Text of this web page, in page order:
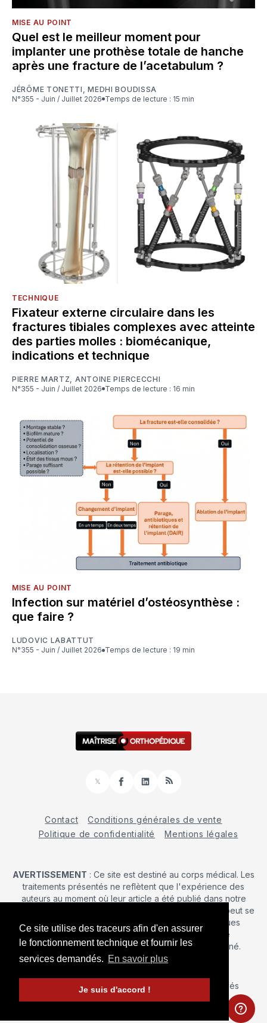
Ce site utilise des traceurs afin d'en assurer
le fonctionnement technique et fournir les
services demandés. En savoir plus
Je suis d'accord !
MISE AU POINT
Quel est le meilleur moment pour
implanter une prothèse totale de hanche
après une fracture de l’acetabulum ?
JÉRÔME TONETTI ,MEDHI BOUDISSA
N°355 - Juin / Juillet 2026
Temps de lecture : 15 min
TECHNIQUE
Fixateur externe circulaire dans les
fractures tibiales complexes avec atteinte
des parties molles : biomécanique,
indications et technique
PIERRE MARTZ
ANTOINE PIERCECCHI
N°355 - Juin / Juillet 2026
Temps de lecture : 16 min
MISE AU POINT
Infection sur matériel d’ostéosynthèse :
que faire ?
LUDOVIC LABATTUT
N°355 - Juin / Juillet 2026
Temps de lecture : 19 min
𝕏
FacebookLinkedInRSS
Contact
Conditions générales de vente
Politique de confidentialité
Mentions légales
AVERTISSEMENT : Ce site est destiné au corps médical. Les
traitements présentés ne reflètent que l'expérience des
auteurs au moment où leur article a été publié dans notre
journal. La décision d’une intervention chirurgicale ne peut se
prendre qu'après un examen clinique. Les techniques
publiées ici ne sauraient justifier une quelconque
revendication de la part d'un soignant ou d'un soigné.
© 2026 Maîtrise Orthopédique – Tous droits réservés